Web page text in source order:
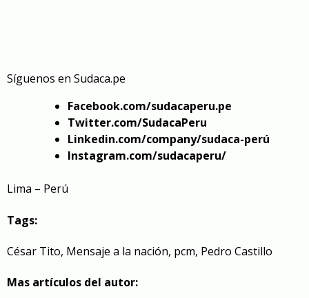
Síguenos en Sudaca.pe
Facebook.com/sudacaperu.pe
Twitter.com/SudacaPeru
Linkedin.com/company/sudaca-perú
Instagram.com/sudacaperu/
Lima – Perú
Tags:
César Tito, Mensaje a la nación, pcm, Pedro Castillo
Mas artículos del autor: